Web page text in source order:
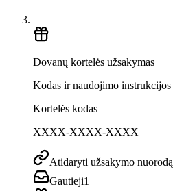
Dovanų kortelės užsakymas
Kodas ir naudojimo instrukcijos
Kortelės kodas
XXXX-XXXX-XXXX
Atidaryti užsakymo nuorodą
Gautieji1